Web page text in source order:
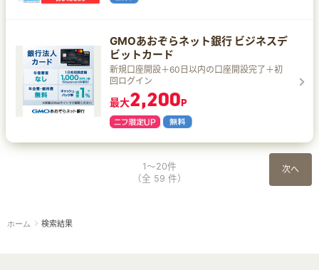
GMOあおぞらネット銀行 ビジネスデ
ビットカード
新規口座開設＋60日以内の口座開設完了＋初
回ログイン
最大2,200P
次へ
1～20件
（全 59 件）
ホーム 検索結果